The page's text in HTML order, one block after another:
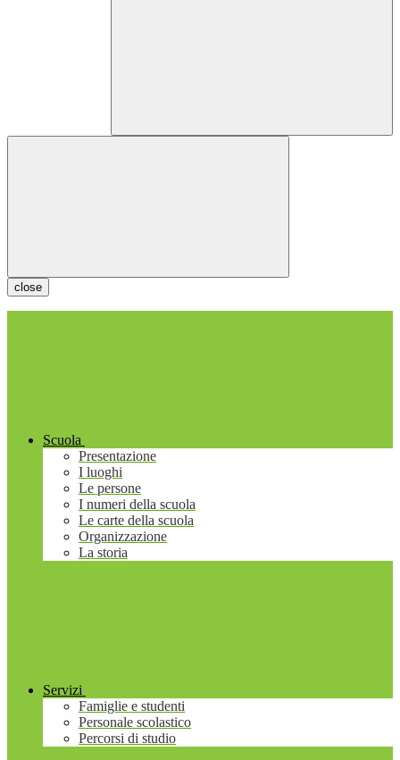
close
Scuola
Presentazione
I luoghi
Le persone
I numeri della scuola
Le carte della scuola
Organizzazione
La storia
Servizi
Famiglie e studenti
Personale scolastico
Percorsi di studio